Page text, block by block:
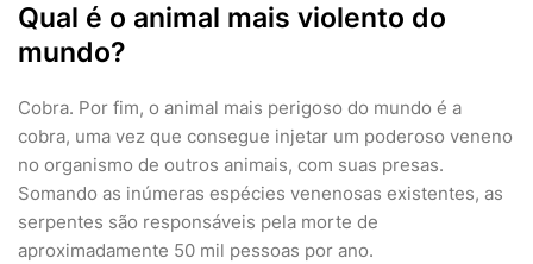
Qual é o animal mais violento do
mundo?
Cobra. Por fim, o animal mais perigoso do mundo é a
cobra, uma vez que consegue injetar um poderoso veneno
no organismo de outros animais, com suas presas.
Somando as inúmeras espécies venenosas existentes, as
serpentes são responsáveis pela morte de
aproximadamente 50 mil pessoas por ano.